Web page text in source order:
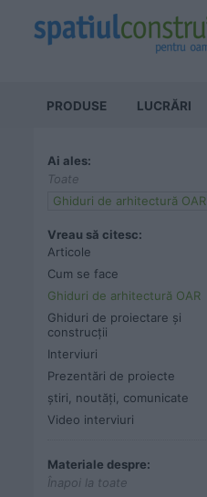
PRODUSE LUCRĂRI
Ai ales:
Toate
Ghiduri de arhitectură OAR
Vreau să citesc:
Articole
Cum se face
Ghiduri de arhitectură OAR
Ghiduri de proiectare și
construcții
Interviuri
Prezentări de proiecte
știri, noutăți, comunicate
Video interviuri
Materiale despre:
Înapoi la toate